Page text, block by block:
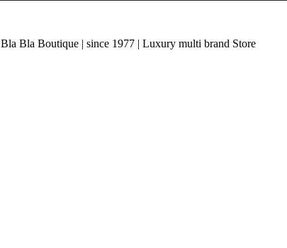
Bla Bla Boutique | since 1977 | Luxury multi brand Store